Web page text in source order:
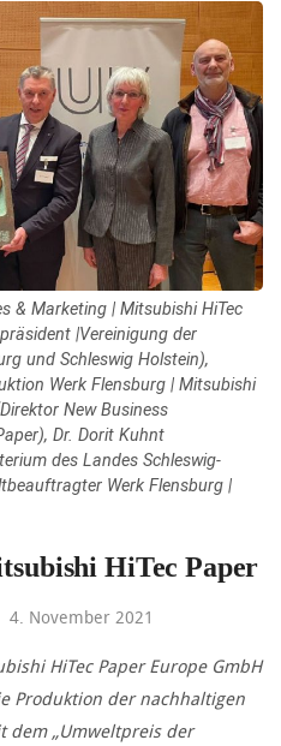
& Marketing | Mitsubishi HiTec
|Vereinigung der
und Schleswig Holstein),
Werk Flensburg | Mitsubishi
New Business
Dr. Dorit Kuhnt
des Landes Schleswig-
Werk Flensburg |
HiTec Paper
4. November 2021
HiTec Paper Europe GmbH
Produktion der nachhaltigen
dem „Umweltpreis der